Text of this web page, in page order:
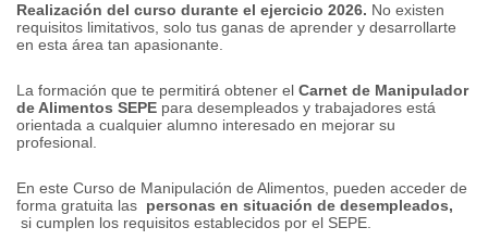
Realización del curso durante el ejercicio 2026. No existen
requisitos limitativos, solo tus ganas de aprender y desarrollarte
en esta área tan apasionante.
La formación que te permitirá obtener el Carnet de Manipulador
de Alimentos SEPE para desempleados y trabajadores está
orientada a cualquier alumno interesado en mejorar su
profesional.
En este Curso de Manipulación de Alimentos, pueden acceder de
forma gratuita las personas en situación de desempleados,
si cumplen los requisitos establecidos por el SEPE.